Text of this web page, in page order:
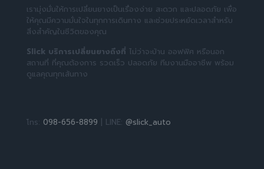
เรามุ่งมั่นให้การเปลี่ยนยางเป็นเรื่องง่าย สะดวก และปลอดภัย เพื่อ
ให้คุณมีความมั่นใจในทุกการเดินทาง และช่วยประหยัดเวลาสำหรับ
สิ่งสำคัญในชีวิตของคุณ
Slick บริการเปลี่ยนยางถึงที่ ไม่ว่าจะบ้าน ออฟฟิศ หรือนอก
สถานที่ ที่คุณต้องการ รวดเร็ว ปลอดภัย ทีมงานมืออาชีพ พร้อม
ดูแลคุณทุกเส้นทาง
โทร: 098-656-8899 | LINE: @slick_auto